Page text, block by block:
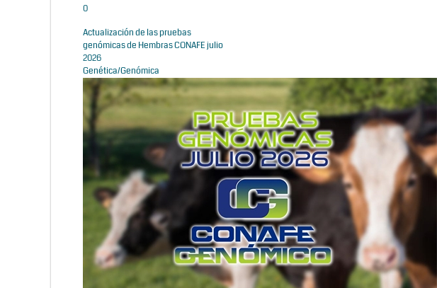
0
Actualización de las pruebas
genómicas de Hembras CONAFE julio
2026
Genética/Genómica